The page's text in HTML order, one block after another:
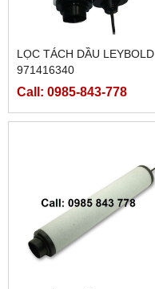
LỌC TÁCH DẦU LEYBOLD
971416340
Call: 0985-843-778